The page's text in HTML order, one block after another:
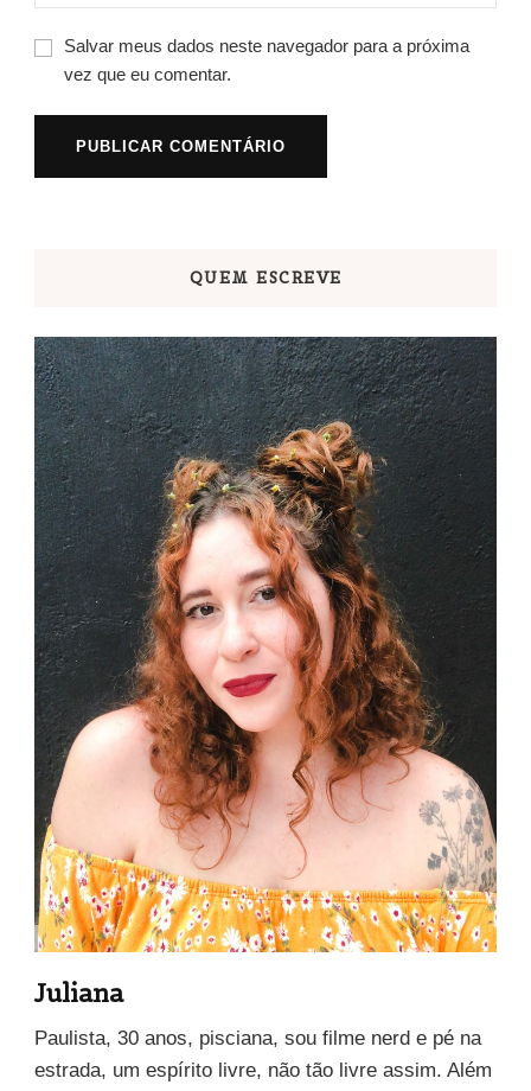
Salvar meus dados neste navegador para a próxima
vez que eu comentar.
QUEM ESCREVE
Juliana
Paulista, 30 anos, pisciana, sou filme nerd e pé na
estrada, um espírito livre, não tão livre assim. Além